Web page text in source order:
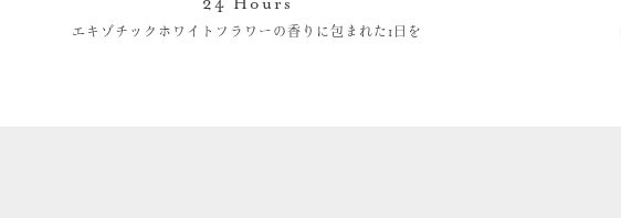
エキゾチックホワイトフラワーの香りに包まれた1日を